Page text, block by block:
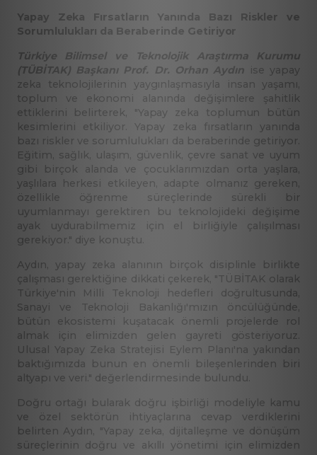
Yapay Zeka Fırsatların Yanında Bazı Riskler ve
Sorumlulukları da Beraberinde Getiriyor
Türkiye Bilimsel ve Teknolojik Araştırma Kurumu
(TÜBİTAK) Başkanı Prof. Dr. Orhan Aydın ise yapay
zeka teknolojilerinin yaygınlaşmasıyla insan yaşamı,
toplum ve ekonomi alanında değişimlere şahitlik
ettiklerini belirterek, "Yapay zeka toplumun bütün
kesimlerini etkiliyor. Yapay zeka fırsatların yanında
bazı riskler ve sorumlulukları da beraberinde getiriyor.
Eğitim, sağlık, ulaşım, güvenlik, çevre sanat ve uyum
gibi birçok alanda ve çocuklarımızdan orta yaşlara,
yaşlılara herkesi etkileyen, adapte olmanız gereken,
özellikle öğrenme süreçlerinde sürekli bir
uyumlanmayı gerektiren bu teknolojideki değişime
ayak uydurabilmemiz için el birliğiyle çalışılması
gerekiyor." diye konuştu.
Aydın, yapay zeka alanının birçok disiplinle birlikte
çalışması gerektiğine dikkati çekerek, "TÜBİTAK olarak
Türkiye'nin Milli Teknoloji hedefleri doğrultusunda,
Sanayi ve Teknoloji Bakanlığı'mızın öncülüğünde,
bütün ekosistemi kuşatacak önemli projelerde rol
almak için elimizden gelen gayreti gösteriyoruz.
Ulusal Yapay Zeka Stratejisi Eylem Planı'na yakından
baktığımızda bunun en önemli bileşenlerinden biri
altyapı ve veri." değerlendirmesinde bulundu.
Doğru ortağı bularak doğru işbirliği modeliyle kamu
ve özel sektörün ihtiyaçlarına cevap verdiklerini
belirten Aydın, "Yapay zeka, dijitalleşme ve dönüşüm
süreçlerinin doğru ve akıllı yönetimi için elimizden